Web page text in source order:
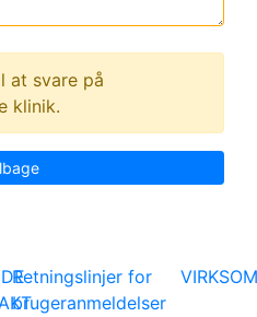
at svare på
klinik.
Retningslinjer for
brugeranmeldelser